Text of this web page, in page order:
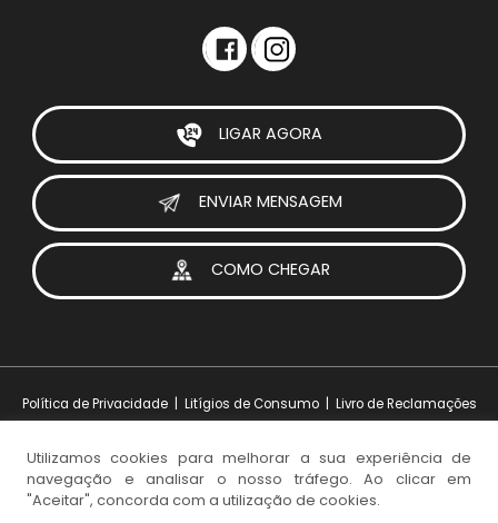
LIGAR AGORA
ENVIAR MENSAGEM
COMO CHEGAR
Política de Privacidade| Litígios de Consumo| Livro de Reclamações
Design e Desenvolvimento:iesolutions Portugal
© 2026 Visoparts. Todos os direitos reservados.
Utilizamos cookies para melhorar a sua experiência de
navegação e analisar o nosso tráfego. Ao clicar em
"Aceitar", concorda com a utilização de cookies.